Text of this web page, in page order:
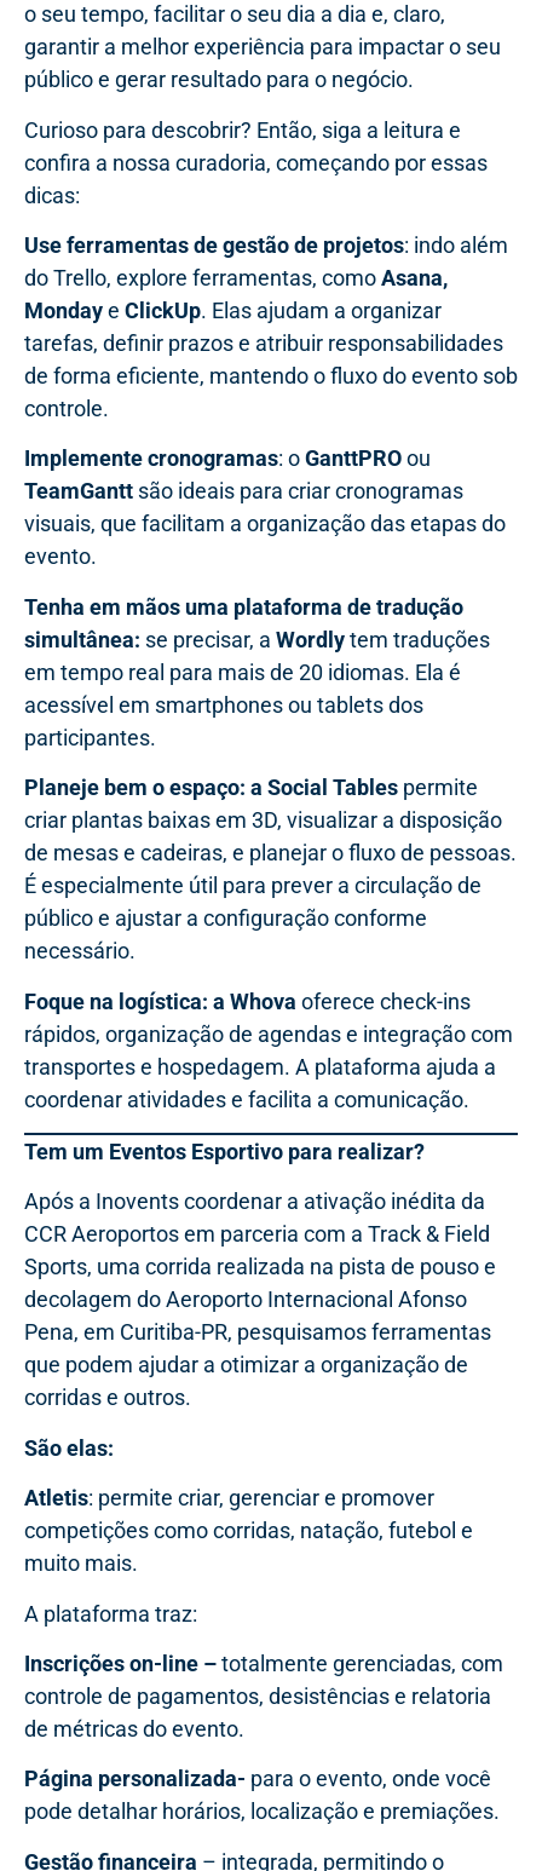
o seu tempo, facilitar o seu dia a dia e, claro,
garantir a melhor experiência para impactar o seu
público e gerar resultado para o negócio.
Curioso para descobrir? Então, siga a leitura e
confira a nossa curadoria, começando por essas
dicas:
Use ferramentas de gestão de projetos: indo além
do Trello, explore ferramentas, comoAsana,
Mondaye ClickUp. Elas ajudam a organizar
tarefas, definir prazos e atribuir responsabilidades
de forma eficiente, mantendo o fluxo do evento sob
controle.
Implemente cronogramas: oGanttPROou
TeamGantt são ideais para criar cronogramas
visuais, que facilitam a organização das etapas do
evento.
Tenha em mãos uma plataforma de tradução
simultânea: se precisar, a Wordlytem traduções
em tempo real para mais de 20 idiomas. Ela é
acessível em smartphones ou tablets dos
participantes.
Planeje bem o espaço: a Social Tables permite
criar plantas baixas em 3D, visualizar a disposição
de mesas e cadeiras, e planejar o fluxo de pessoas.
É especialmente útil para prever a circulação de
público e ajustar a configuração conforme
necessário.
Foque na logística: a Whova oferece check-ins
rápidos, organização de agendas e integração com
transportes e hospedagem. A plataforma ajuda a
coordenar atividades e facilita a comunicação.
Tem um Eventos Esportivo para realizar?
Após a Inovents coordenar a ativação inédita da
CCR Aeroportos em parceria com a Track & Field
Sports, uma corrida realizada na pista de pouso e
decolagem do Aeroporto Internacional Afonso
Pena, em Curitiba-PR, pesquisamos ferramentas
que podem ajudar a otimizar a organização de
corridas e outros.
São elas:
Atletis: permite criar, gerenciar e promover
competições como corridas, natação, futebol e
muito mais.
A plataforma traz:
Inscrições on-line –totalmente gerenciadas, com
controle de pagamentos, desistências e relatoria
de métricas do evento.
Página personalizada- para o evento, onde você
pode detalhar horários, localização e premiações.
Gestão financeira – integrada, permitindo o